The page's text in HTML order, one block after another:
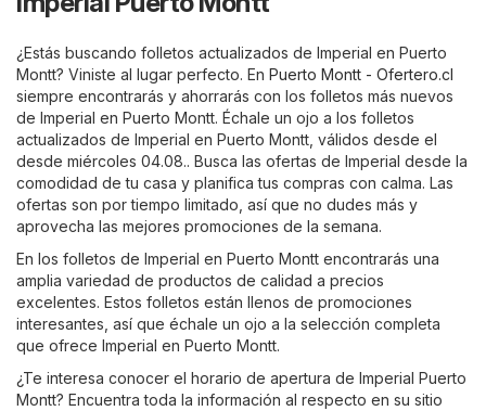
¿Estás buscando folletos actualizados de Imperial en Puerto
Montt? Viniste al lugar perfecto. En Puerto Montt - Ofertero.cl
siempre encontrarás y ahorrarás con los folletos más nuevos
de Imperial en Puerto Montt. Échale un ojo a los folletos
actualizados de Imperial en Puerto Montt, válidos desde el
desde miércoles 04.08.. Busca las ofertas de Imperial desde la
comodidad de tu casa y planifica tus compras con calma. Las
ofertas son por tiempo limitado, así que no dudes más y
aprovecha las mejores promociones de la semana.
En los folletos de Imperial en Puerto Montt encontrarás una
amplia variedad de productos de calidad a precios
excelentes. Estos folletos están llenos de promociones
interesantes, así que échale un ojo a la selección completa
que ofrece Imperial en Puerto Montt.
¿Te interesa conocer el horario de apertura de Imperial Puerto
Montt? Encuentra toda la información al respecto en su sitio